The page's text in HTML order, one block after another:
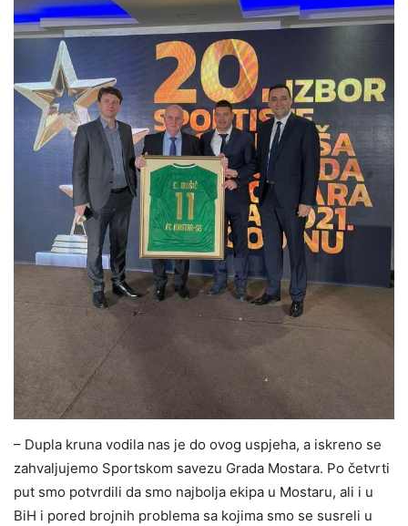
– Dupla kruna vodila nas je do ovog uspjeha, a iskreno se
zahvaljujemo Sportskom savezu Grada Mostara. Po četvrti
put smo potvrdili da smo najbolja ekipa u Mostaru, ali i u
BiH i pored brojnih problema sa kojima smo se susreli u